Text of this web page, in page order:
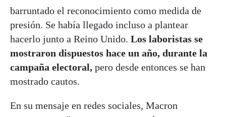
barruntado el reconocimiento como medida de
presión. Se había llegado incluso a plantear
hacerlo junto a Reino Unido. Los laboristas se
mostraron dispuestos hace un año, durante la
campaña electoral, pero desde entonces se han
mostrado cautos.
En su mensaje en redes sociales, Macron